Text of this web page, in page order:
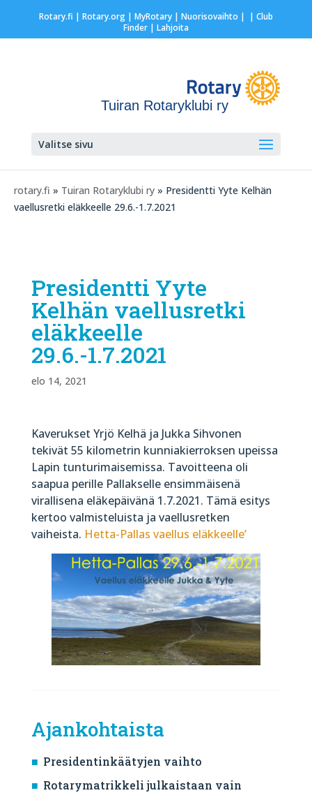
Rotary.fi | Rotary.org| MyRotary | Nuorisovaihto | | Club
Finder| Lahjoita
Tuiran Rotaryklubi ry
Valitse sivu
rotary.fi » Tuiran Rotaryklubi ry » Presidentti Yyte Kelhän
vaellusretki eläkkeelle 29.6.-1.7.2021
Presidentti Yyte
Kelhän vaellusretki
eläkkeelle
29.6.-1.7.2021
elo 14, 2021
Kaverukset Yrjö Kelhä ja Jukka Sihvonen
tekivät 55 kilometrin kunniakierroksen upeissa
Lapin tunturimaisemissa. Tavoitteena oli
saapua perille Pallakselle ensimmäisenä
virallisena eläkepäivänä 1.7.2021. Tämä esitys
kertoo valmisteluista ja vaellusretken
vaiheista. Hetta-Pallas vaellus eläkkeelle’
Ajankohtaista
Presidentinkäätyjen vaihto
Rotarymatrikkeli julkaistaan vain